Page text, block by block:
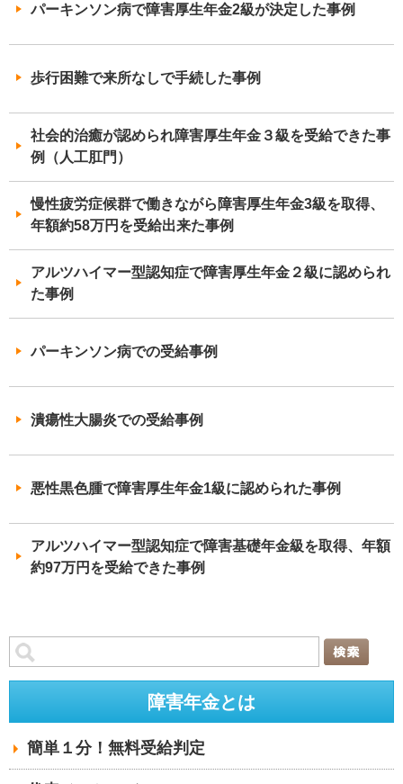
パーキンソン病で障害厚生年金2級が決定した事例
歩行困難で来所なしで手続した事例
社会的治癒が認められ障害厚生年金３級を受給できた事
例（人工肛門）
慢性疲労症候群で働きながら障害厚生年金3級を取得、
年額約58万円を受給出来た事例
アルツハイマー型認知症で障害厚生年金２級に認められ
た事例
パーキンソン病での受給事例
潰瘍性大腸炎での受給事例
悪性黒色腫で障害厚生年金1級に認められた事例
アルツハイマー型認知症で障害基礎年金級を取得、年額
約97万円を受給できた事例
障害年金とは
簡単１分！無料受給判定